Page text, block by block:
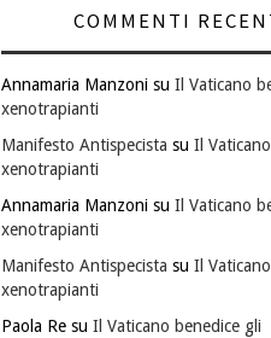
COMMENTI
Annamaria Manzoni su Il Vaticano
xenotrapianti
Manifesto Antispecista su Il
xenotrapianti
Annamaria Manzoni su Il Vaticano
xenotrapianti
Manifesto Antispecista su Il
xenotrapianti
Paola Re su Il Vaticano benedice gli